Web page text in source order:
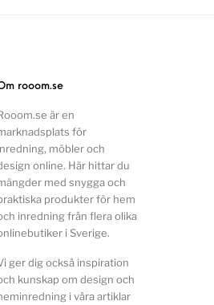
rooom.se
är en
för
möbler och
online. Här hittar du
med snygga och
produkter för hem
inredning från flera olika
i Sverige.
ger dig också inspiration
kunskap om design och
i våra artiklar